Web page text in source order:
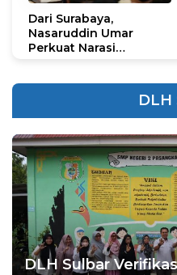
Dari Surabaya,
Nasaruddin Umar
Perkuat Narasi
DLH
DLH Sulbar